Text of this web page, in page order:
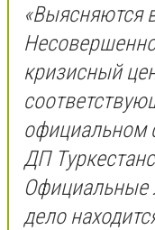
«Выясняются
кризисный
официальном
ДП
Официальные
дело